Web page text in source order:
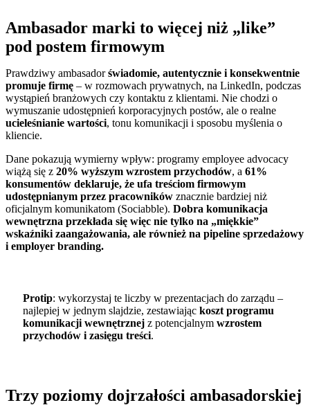
Ambasador marki to więcej niż „like”
pod postem firmowym
Prawdziwy ambasadorświadomie, autentycznie i konsekwentnie
promuje firmę – w rozmowach prywatnych, na LinkedIn, podczas
wystąpień branżowych czy kontaktu z klientami. Nie chodzi o
wymuszanie udostępnień korporacyjnych postów, ale o realne
ucieleśnianie wartości, tonu komunikacji i sposobu myślenia o
kliencie.
Dane pokazują wymierny wpływ: programy employee advocacy
wiążą się z 20% wyższym wzrostem przychodów, a 61%
konsumentów deklaruje, że ufa treściom firmowym
udostępnianym przez pracowników znacznie bardziej niż
oficjalnym komunikatom (Sociabble). Dobra komunikacja
wewnętrzna przekłada się więc nie tylko na „miękkie”
wskaźniki zaangażowania, ale również na pipeline sprzedażowy
i employer branding.
Protip: wykorzystaj te liczby w prezentacjach do zarządu –
najlepiej w jednym slajdzie, zestawiając koszt programu
komunikacji wewnętrznejz potencjalnym wzrostem
przychodów i zasięgu treści.
Trzy poziomy dojrzałości ambasadorskiej